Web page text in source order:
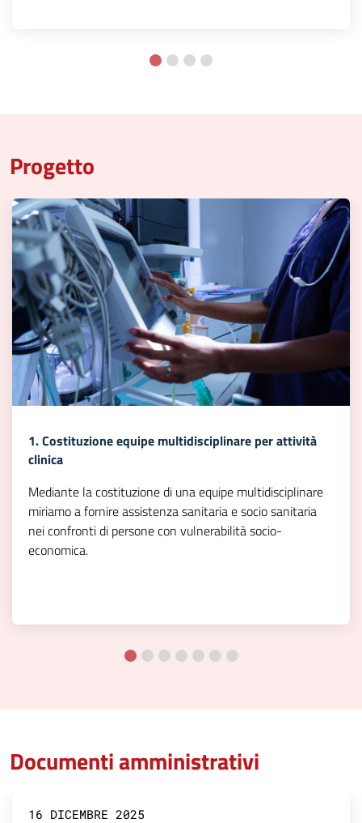
Progetto
1. Costituzione equipe multidisciplinare per attività
clinica
Mediante la costituzione di una equipe multidisciplinare
miriamo a fornire assistenza sanitaria e socio sanitaria
nei confronti di persone con vulnerabilità socio-
economica.
Documenti amministrativi
16 DICEMBRE 2025